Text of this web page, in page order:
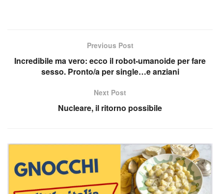
Previous Post
Incredibile ma vero: ecco il robot-umanoide per fare
sesso. Pronto/a per single…e anziani
Next Post
Nucleare, il ritorno possibile